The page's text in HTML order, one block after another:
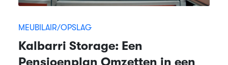
MEUBILAIR/OPSLAG
Kalbarri Storage: Een
Pensioenplan Omzetten in een